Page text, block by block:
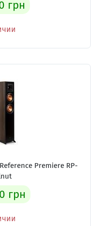
грн
Premiere RP-
грн